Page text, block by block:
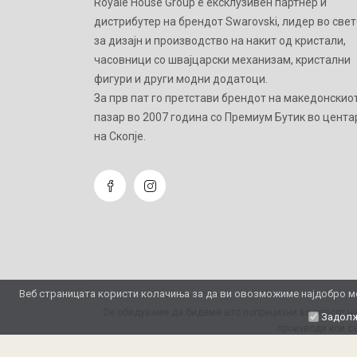
Веб страницата користи колачиња за да ви овозможиме најдобро
дистрибутер на брендот Swarovski, лидер во
за дизајн и производство на накит од кристали,
часовници со швајцарски механизам, кристални
фигури и други модни додатоци.
Зa прв пат го претстави брендот на
пазар во 2007 година со Премиум Бутик во
на Скопје.
Се обидуваме да бидеме што попрецизни во описот